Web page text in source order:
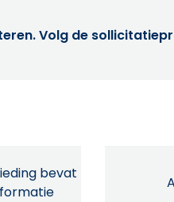
Volg de
bevat